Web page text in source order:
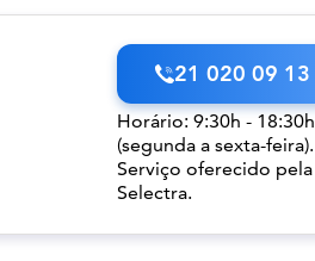
21 020 09 13
Horário: 9:30h - 18:30h
(segunda a sexta-feira).
Serviço oferecido pela
Selectra.